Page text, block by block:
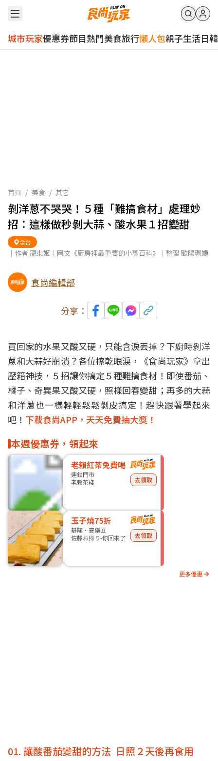
城市玩家優惠券節目熱門美食旅行懶人包親子生活日韓
首頁 / 美食 / 其它
剝洋蔥不哭哭！５種「難搞食材」處理妙
招：這樣做秒剝大蒜、酸水果１招變甜
全台
｜作者 龍東姬｜圖文《廚房裡最重要的小事百科》｜整理 歐陽珮婕
食尚編輯部
分享：
買回家的水果又酸又硬，只能含淚丟掉？下廚時剝洋
蔥和大蒜好崩潰？各位擦乾眼淚，《食尚玩家》拿出
壓箱神技 ，５招讓你搞定５種難搞食材！即使番茄、
橘子、奇異果又酸又硬，照樣回春變甜；再多的大蒜
和洋蔥也一樣輕輕鬆鬆剝皮搞定！趕快跟著學起來
吧！ 下載食尚APP，天天免費抽大獎！
本週優惠券，領起來
老賴紅茶免費喝
連鎖門市
老賴茶棧
去領取
玉子燒75折
基隆・安樂區
佐藤お帰り-你回來了
去領取
更多優惠
01. 讓酸番茄變甜的方法 日照２天後再食用